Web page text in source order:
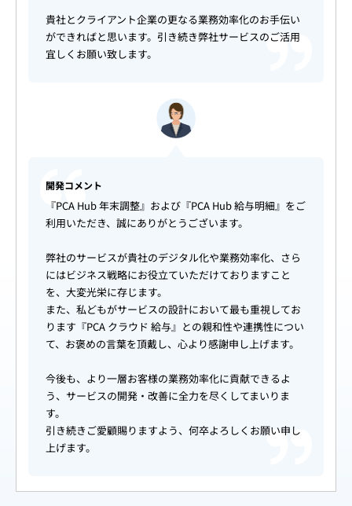
貴社とクライアント企業の更なる業務効率化のお手伝い
ができればと思います。引き続き弊社サービスのご活用
宜しくお願い致します。
開発コメント
『PCA Hub 年末調整』および『PCA Hub 給与明細』をご
利用いただき、誠にありがとうございます。
弊社のサービスが貴社のデジタル化や業務効率化、さら
にはビジネス戦略にお役立ていただけておりますこと
を、大変光栄に存じます。
また、私どもがサービスの設計において最も重視してお
ります『PCA クラウド 給与』との親和性や連携性につい
て、お褒めの言葉を頂戴し、心より感謝申し上げます。
今後も、より一層お客様の業務効率化に貢献できるよ
う、サービスの開発・改善に全力を尽くしてまいりま
す。
引き続きご愛顧賜りますよう、何卒よろしくお願い申し
上げます。